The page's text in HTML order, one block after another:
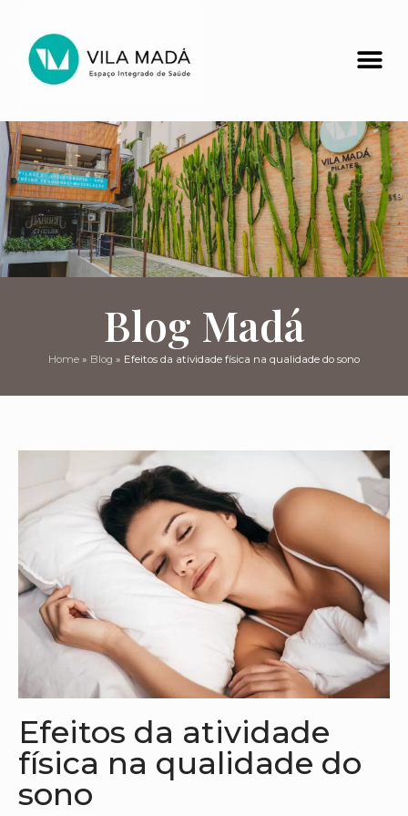
Blog Madá
Home » Blog » Efeitos da atividade física na qualidade do sono
Efeitos da atividade
física na qualidade do
sono